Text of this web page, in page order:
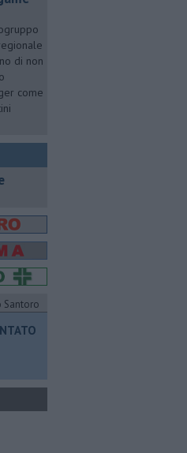
di non
come
Santoro